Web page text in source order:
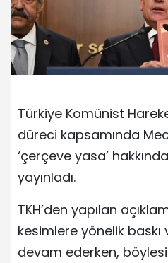
Türkiye Komünist
düreci kapsamında
‘çerçeve yasa’
yayınladı.
TKH’den yapılan
kesimlere yönelik
devam ederken,